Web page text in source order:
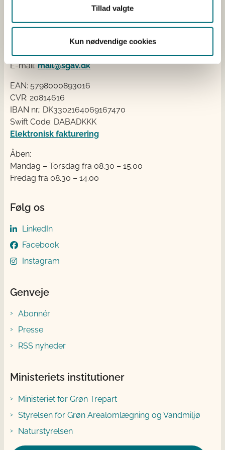
Tillad valgte
Kun nødvendige cookies
Nyropsgade 30
1780 København V
Tlf.: +45 33 95 80 00
E-mail:mail@sgav.dk
EAN: 5798000893016
CVR: 20814616
IBAN nr.: DK3302164069167470
Swift Code: DABADKKK
Elektronisk fakturering
Åben:
Mandag – Torsdag fra 08.30 – 15.00
Fredag fra 08.30 – 14.00
Følg os
LinkedIn
Facebook
Instagram
Genveje
Abonnér
Presse
RSS nyheder
Ministeriets institutioner
Ministeriet for Grøn Trepart
Styrelsen for Grøn Arealomlægning og Vandmiljø
Naturstyrelsen